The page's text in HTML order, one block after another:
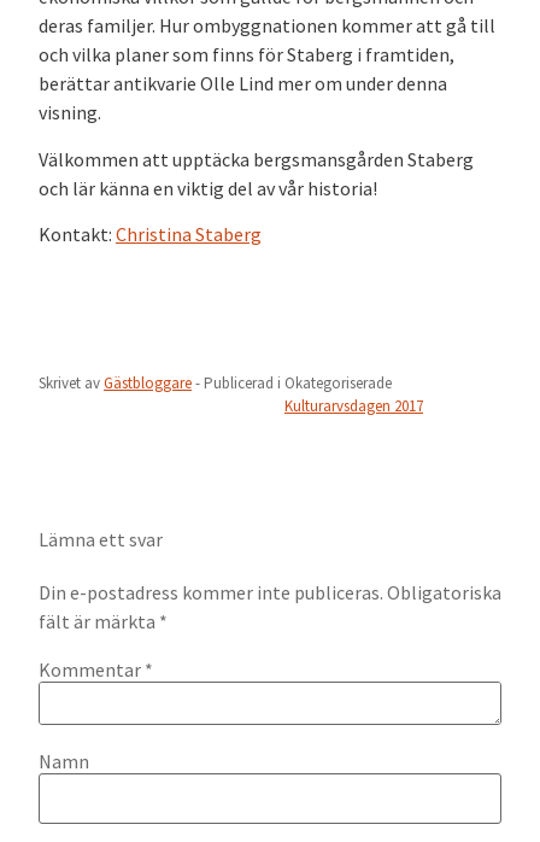
deras familjer. Hur ombyggnationen kommer att gå till
och vilka planer som finns för Staberg i framtiden,
berättar antikvarie Olle Lind mer om under denna
visning.
Välkommen att upptäcka bergsmansgården Staberg
och lär känna en viktig del av vår historia!
Kontakt: Christina Staberg
Skrivet avGästbloggare- Publicerad i Okategoriserade
Kulturarvsdagen 2017
Lämna ett svar
Din e-postadress kommer inte publiceras. Obligatoriska
fält är märkta *
Kommentar *
Namn